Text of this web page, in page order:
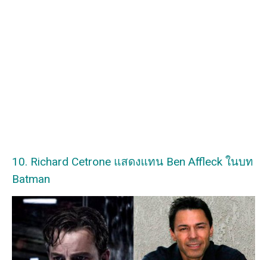
10. Richard Cetrone แสดงแทน Ben Affleck ในบท
Batman